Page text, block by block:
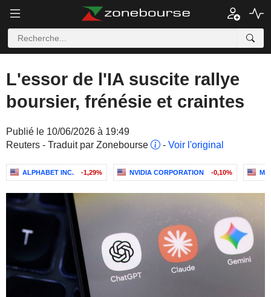
L'essor de l'IA suscite rallye
boursier, frénésie et craintes
Publié le 10/06/2026 à 19:49
Reuters - Traduit par Zonebourse
- Voir l'original
ALPHABET INC. -1,29% NVIDIA CORPORATION -0,10%